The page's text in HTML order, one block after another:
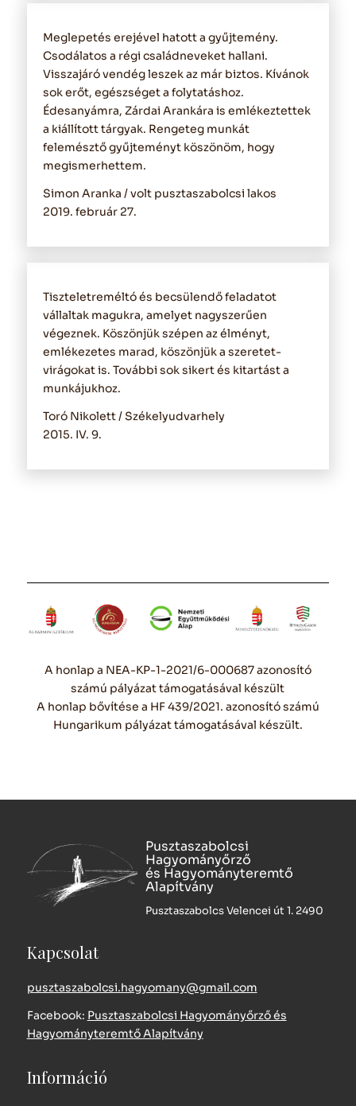
Meglepetés erejével hatott a gyűjtemény.
Csodálatos a régi családneveket hallani.
Visszajáró vendég leszek az már biztos. Kívánok
sok erőt, egészséget a folytatáshoz.
Édesanyámra, Zárdai Arankára is emlékeztettek
a kiállított tárgyak. Rengeteg munkát
felemésztő gyűjteményt köszönöm, hogy
megismerhettem.
Simon Aranka / volt pusztaszabolcsi lakos
2019. február 27.
Tiszteletreméltó és becsülendő feladatot
vállaltak magukra, amelyet nagyszerűen
végeznek. Köszönjük szépen az élményt,
emlékezetes marad, köszönjük a szeretet-
virágokat is. További sok sikert és kitartást a
munkájukhoz.
Toró Nikolett / Székelyudvarhely
2015. IV. 9.
A honlap a NEA-KP-1-2021/6-000687 azonosító
számú pályázat támogatásával készült
A honlap bővítése a HF 439/2021. azonosító számú
Hungarikum pályázat támogatásával készült.
Pusztaszabolcsi
Hagyományőrző
és Hagyományteremtő
Alapítvány
Pusztaszabolcs Velencei út 1. 2490
Kapcsolat
pusztaszabolcsi.hagyomany@gmail.com
Facebook: Pusztaszabolcsi Hagyományőrző és
Hagyományteremtő Alapítvány
Információ